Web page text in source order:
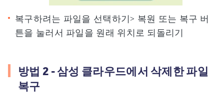
복구하려는 파일을 선택하기> 복원 또는 복구 버
튼을 눌러서 파일을 원래 위치로 되돌리기
방법 2 - 삼성 클라우드에서 삭제한 파일
복구